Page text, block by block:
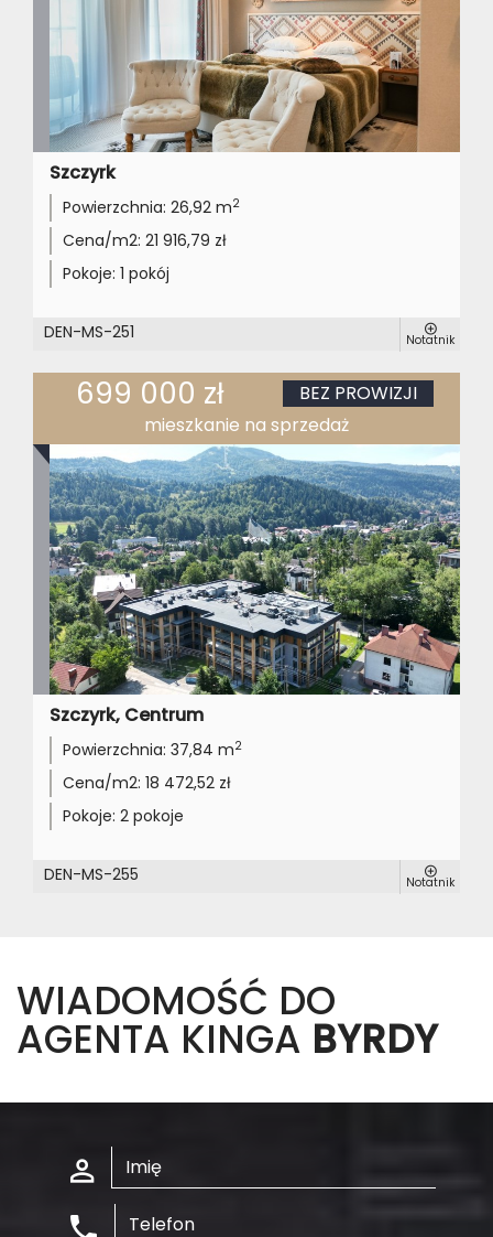
Szczyrk
Powierzchnia: 26,92 m2
Cena/m2: 21 916,79 zł
Pokoje: 1 pokój
DEN-MS-251 Notatnik
699 000 zł
BEZ PROWIZJI
mieszkanie na sprzedaż
Szczyrk, Centrum
Powierzchnia: 37,84 m2
Cena/m2: 18 472,52 zł
Pokoje: 2 pokoje
DEN-MS-255 Notatnik
WIADOMOŚĆ DO
AGENTA KINGA BYRDY